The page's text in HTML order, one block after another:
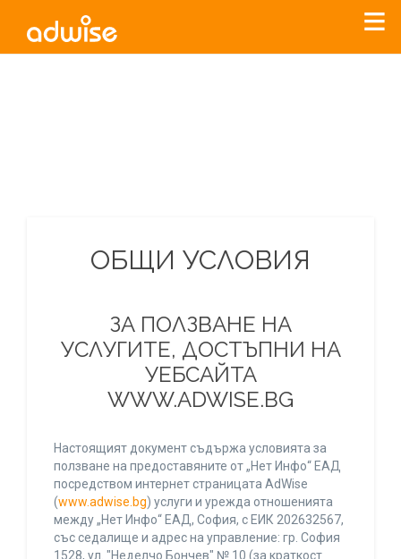
ОБЩИ УСЛОВИЯ
ЗА ПОЛЗВАНЕ НА
УСЛУГИТЕ, ДОСТЪПНИ НА
УЕБСАЙТА
WWW.ADWISE.BG
Настоящият документ съдържа условията за
ползване на предоставяните от „Нет Инфо“ ЕАД
посредством интернет страницата AdWise
(www.adwise.bg) услуги и урежда отношенията
между „Нет Инфо“ ЕАД, София, с ЕИК 202632567,
със седалище и адрес на управление: гр. София
1528, ул. "Неделчо Бончев" № 10 (за краткост